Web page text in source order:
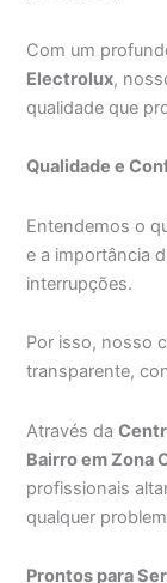
Com um
Electrolux,
qualidade que
Qualidade e
Entendemos o
e a importância
interrupções.
Por isso, nosso
transparente,
Através da
Bairro em Zona
profissionais
qualquer
Prontos para